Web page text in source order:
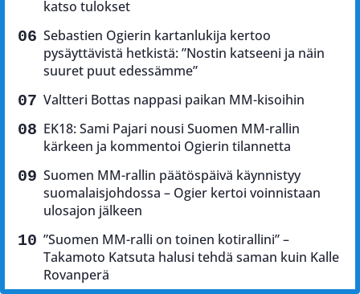
katso tulokset
Sebastien Ogierin kartanlukija kertoo
pysäyttävistä hetkistä: ”Nostin katseeni ja näin
suuret puut edessämme”
Valtteri Bottas nappasi paikan MM-kisoihin
EK18: Sami Pajari nousi Suomen MM-rallin
kärkeen ja kommentoi Ogierin tilannetta
Suomen MM-rallin päätöspäivä käynnistyy
suomalaisjohdossa – Ogier kertoi voinnistaan
ulosajon jälkeen
”Suomen MM-ralli on toinen kotirallini” –
Takamoto Katsuta halusi tehdä saman kuin Kalle
Rovanperä